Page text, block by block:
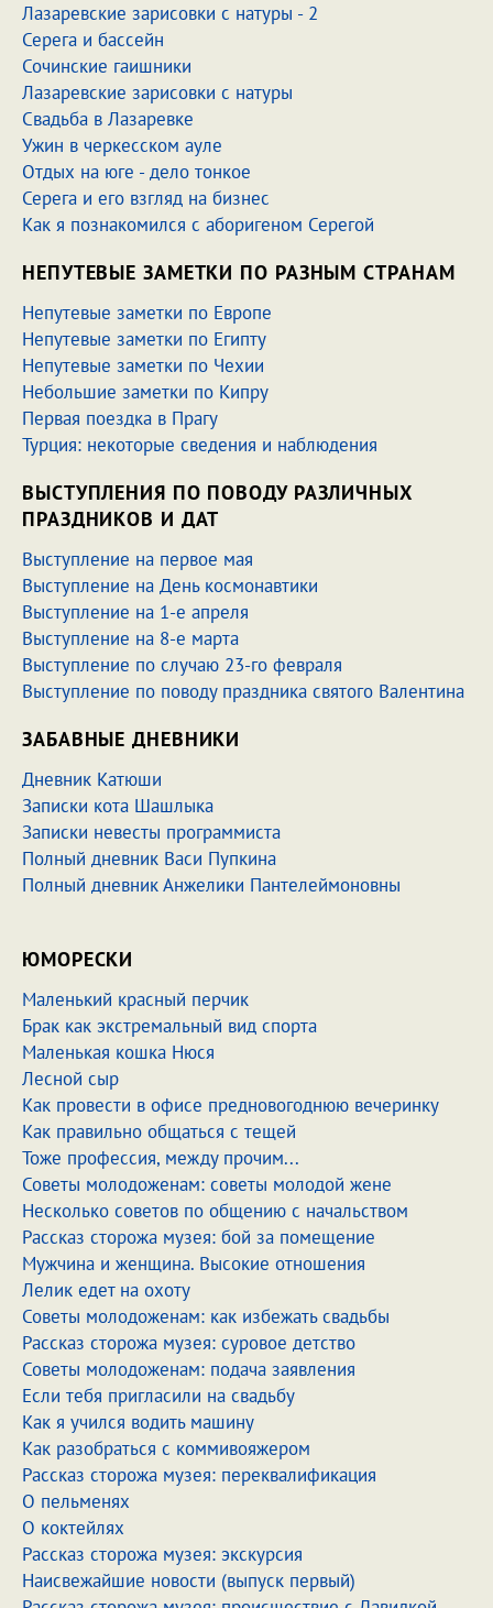
Лазаревские зарисовки с натуры - 2
Серега и бассейн
Сочинские гаишники
Лазаревские зарисовки с натуры
Свадьба в Лазаревке
Ужин в черкесском ауле
Отдых на юге - дело тонкое
Серега и его взгляд на бизнес
Как я познакомился с аборигеном Серегой
НЕПУТЕВЫЕ ЗАМЕТКИ ПО РАЗНЫМ СТРАНАМ
Непутевые заметки по Европе
Непутевые заметки по Египту
Непутевые заметки по Чехии
Небольшие заметки по Кипру
Первая поездка в Прагу
Турция: некоторые сведения и наблюдения
ВЫСТУПЛЕНИЯ ПО ПОВОДУ РАЗЛИЧНЫХ
ПРАЗДНИКОВ И ДАТ
Выступление на первое мая
Выступление на День космонавтики
Выступление на 1-е апреля
Выступление на 8-е марта
Выступление по случаю 23-го февраля
Выступление по поводу праздника святого Валентина
ЗАБАВНЫЕ ДНЕВНИКИ
Дневник Катюши
Записки кота Шашлыка
Записки невесты программиста
Полный дневник Васи Пупкина
Полный дневник Анжелики Пантелеймоновны
ЮМОРЕСКИ
Маленький красный перчик
Брак как экстремальный вид спорта
Маленькая кошка Нюся
Лесной сыр
Как провести в офисе предновогоднюю вечеринку
Как правильно общаться с тещей
Тоже профессия, между прочим...
Советы молодоженам: советы молодой жене
Несколько советов по общению с начальством
Рассказ сторожа музея: бой за помещение
Мужчина и женщина. Высокие отношения
Лелик едет на охоту
Советы молодоженам: как избежать свадьбы
Рассказ сторожа музея: суровое детство
Советы молодоженам: подача заявления
Если тебя пригласили на свадьбу
Как я учился водить машину
Как разобраться с коммивояжером
Рассказ сторожа музея: переквалификация
О пельменях
О коктейлях
Рассказ сторожа музея: экскурсия
Наисвежайшие новости (выпуск первый)